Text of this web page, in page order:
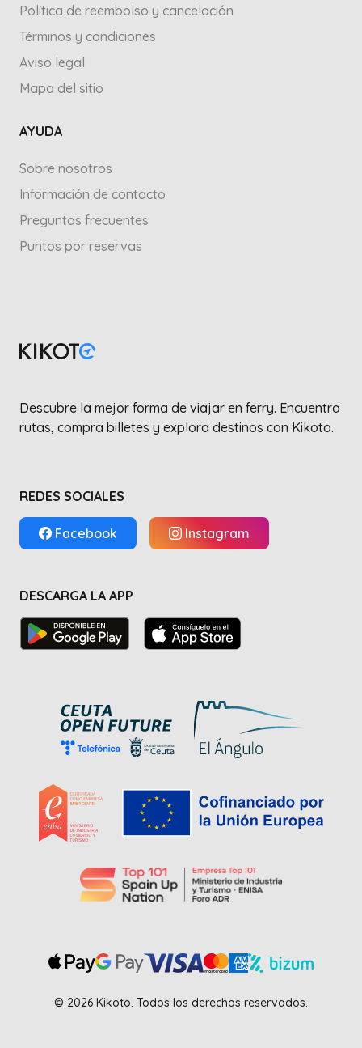
Política de reembolso y cancelación
Términos y condiciones
Aviso legal
Mapa del sitio
AYUDA
Sobre nosotros
Información de contacto
Preguntas frecuentes
Puntos por reservas
Descubre la mejor forma de viajar en ferry. Encuentra
rutas, compra billetes y explora destinos con Kikoto.
REDES SOCIALES
Facebook Instagram
DESCARGA LA APP
© 2026 Kikoto. Todos los derechos reservados.